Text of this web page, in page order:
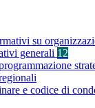
su
generali 12
e codice di